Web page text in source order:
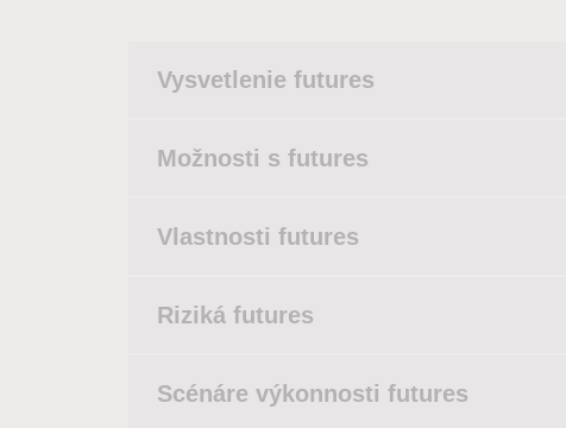
Vysvetlenie futures
Možnosti s futures
Vlastnosti futures
Riziká futures
Scénáre výkonnosti futures